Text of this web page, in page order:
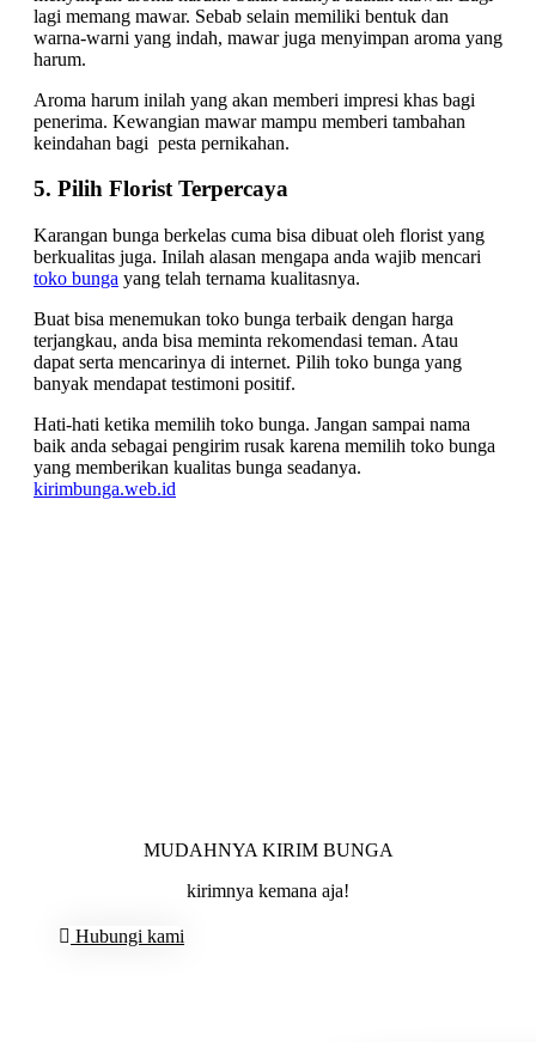
lagi memang mawar. Sebab selain memiliki bentuk dan
warna-warni yang indah, mawar juga menyimpan aroma yang
harum.
Aroma harum inilah yang akan memberi impresi khas bagi
penerima. Kewangian mawar mampu memberi tambahan
keindahan bagi pesta pernikahan.
5. Pilih Florist Terpercaya
Karangan bunga berkelas cuma bisa dibuat oleh florist yang
berkualitas juga. Inilah alasan mengapa anda wajib mencari
toko bunga yang telah ternama kualitasnya.
Buat bisa menemukan toko bunga terbaik dengan harga
terjangkau, anda bisa meminta rekomendasi teman. Atau
dapat serta mencarinya di internet. Pilih toko bunga yang
banyak mendapat testimoni positif.
Hati-hati ketika memilih toko bunga. Jangan sampai nama
baik anda sebagai pengirim rusak karena memilih toko bunga
yang memberikan kualitas bunga seadanya.
kirimbunga.web.id
MUDAHNYA KIRIM BUNGA
kirimnya kemana aja!
Hubungi kami